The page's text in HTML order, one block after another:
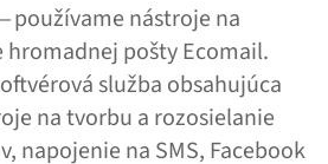
používame nástroje na
hromadnej pošty Ecomail.
služba obsahujúca
na tvorbu a rozosielanie
napojenie na SMS, Facebook